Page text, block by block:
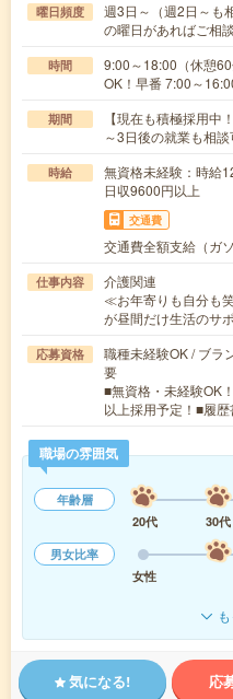
曜日頻度
週3日～（週2日～も
の曜日があればご相
時間
9:00～18:00（休憩
OK！早番 7:00～
期間
【現在も積極採用
～3日後の就業も相談
時給
無資格未経験：時
日収9600円以上
交通費
交通費全額支給（ガ
仕事内容
介護関連
≪お年寄りも自分も
が昼間だけ生活のサ
応募資格
職種未経験OK / ブラ
要
■無資格・未経験OK
以上採用予定！■履
職場の雰囲気
年齢層
20代
30代
男女比率
女性
気になる! 応